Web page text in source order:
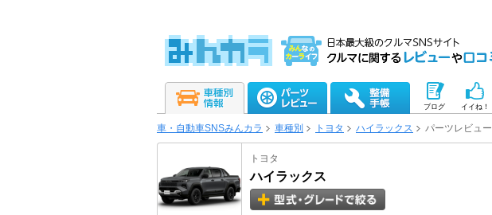
ブログ イイね！
車・自動車SNSみんカラ 車種別 トヨタ ハイラックス パーツレビュー
トヨタ
ハイラックス